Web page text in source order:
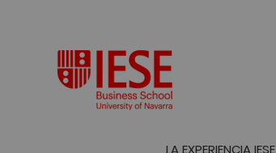
LA EXPERIENCIA IESE